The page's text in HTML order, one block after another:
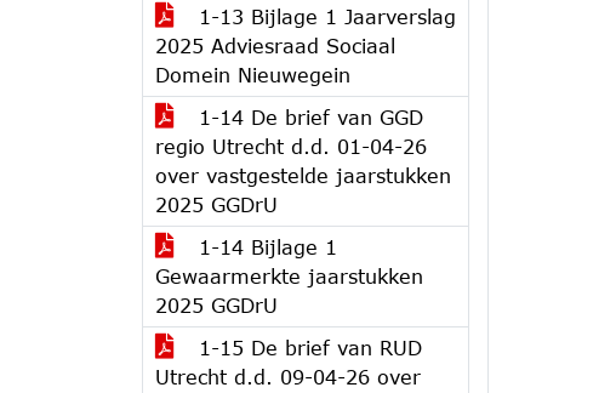
1-13 Bijlage 1 Jaarverslag
2025 Adviesraad Sociaal
Domein Nieuwegein
1-14 De brief van GGD
regio Utrecht d.d. 01-04-26
over vastgestelde jaarstukken
2025 GGDrU
1-14 Bijlage 1
Gewaarmerkte jaarstukken
2025 GGDrU
1-15 De brief van RUD
Utrecht d.d. 09-04-26 over